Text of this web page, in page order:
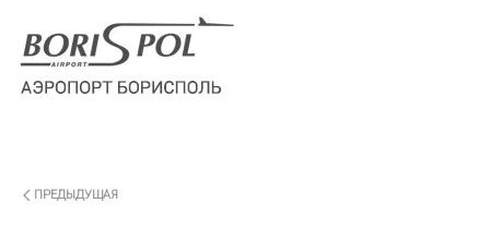
ПРЕДЫДУЩАЯ